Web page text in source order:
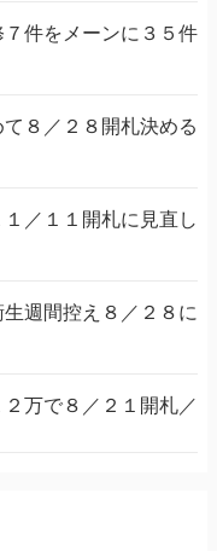
件をメーンに３５件
８／２８開札決める
／１１開札に見直し
週間控え８／２８に
万で８／２１開札／